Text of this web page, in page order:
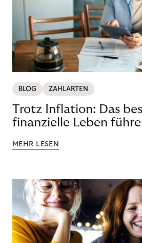
BLOG ZAHLARTEN
Trotz Inflation: Das
finanzielle Leben
MEHR LESEN